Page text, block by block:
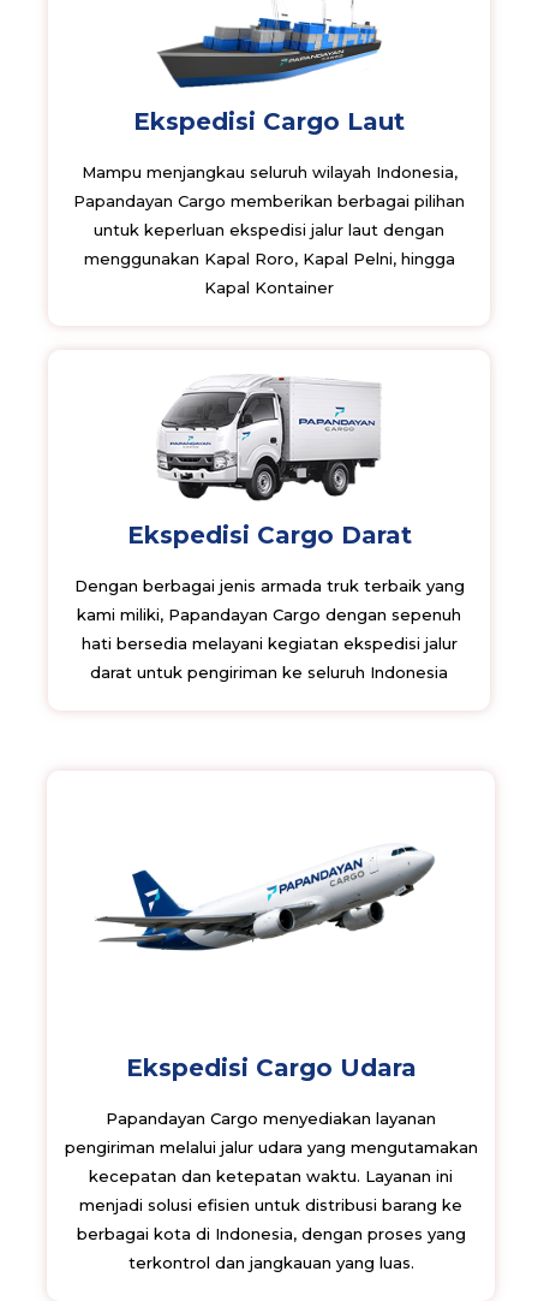
Ekspedisi Cargo Laut
Mampu menjangkau seluruh wilayah Indonesia,
Papandayan Cargo memberikan berbagai pilihan
untuk keperluan ekspedisi jalur laut dengan
menggunakan Kapal Roro, Kapal Pelni, hingga
Kapal Kontainer
Ekspedisi Cargo Darat
Dengan berbagai jenis armada truk terbaik yang
kami miliki, Papandayan Cargo dengan sepenuh
hati bersedia melayani kegiatan ekspedisi jalur
darat untuk pengiriman ke seluruh Indonesia
Ekspedisi Cargo Udara
Papandayan Cargo menyediakan layanan
pengiriman melalui jalur udara yang mengutamakan
kecepatan dan ketepatan waktu. Layanan ini
menjadi solusi efisien untuk distribusi barang ke
berbagai kota di Indonesia, dengan proses yang
terkontrol dan jangkauan yang luas.